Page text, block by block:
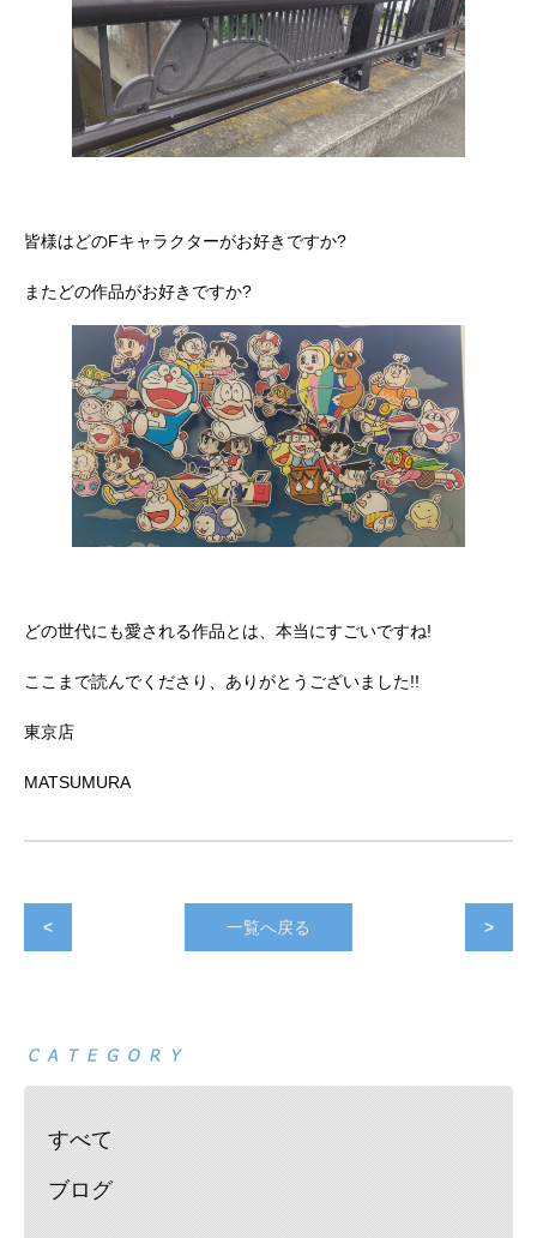
皆様はどのFキャラクターがお好きですか?
またどの作品がお好きですか?
どの世代にも愛される作品とは、本当にすごいですね!
ここまで読んでくださり、ありがとうございました!!
東京店
MATSUMURA
< 一覧へ戻る >
すべて
ブログ